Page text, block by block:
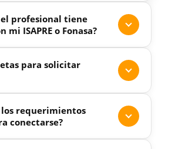
el profesional tiene
mi ISAPRE o Fonasa?
para solicitar
los requerimientos
conectarse?